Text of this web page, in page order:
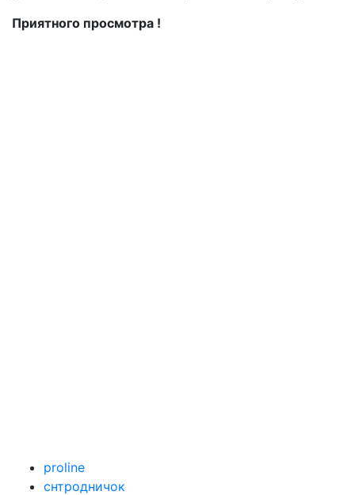
Приятного просмотра !
proline
снтродничок